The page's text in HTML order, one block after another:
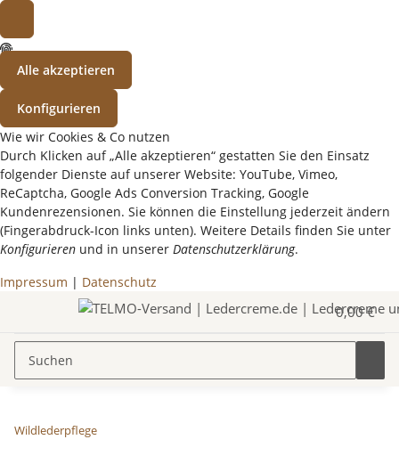
Alle akzeptieren
Konfigurieren
Wie wir Cookies & Co nutzen
Durch Klicken auf „Alle akzeptieren“ gestatten Sie den Einsatz
folgender Dienste auf unserer Website: YouTube, Vimeo,
ReCaptcha, Google Ads Conversion Tracking, Google
Kundenrezensionen. Sie können die Einstellung jederzeit ändern
(Fingerabdruck-Icon links unten). Weitere Details finden Sie unter
Konfigurieren und in unserer Datenschutzerklärung.
Impressum | Datenschutz
0,00 €
Wildlederpflege